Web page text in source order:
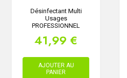
Désinfectant Multi
Usages
PROFESSIONNEL
41,99 €
AJOUTER AU
PANIER